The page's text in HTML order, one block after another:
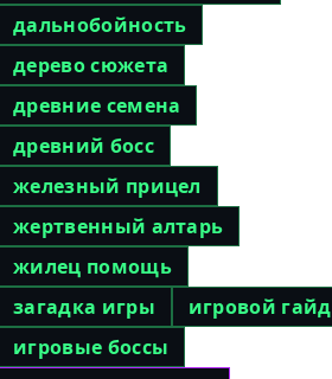
дальнобойность
дерево сюжета
древние семена
древний босс
железный прицел
жертвенный алтарь
жилец помощь
загадка игры
игровой гайд
игровые боссы